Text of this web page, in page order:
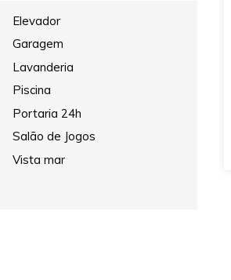
Elevador
Garagem
Lavanderia
Piscina
Portaria 24h
Salão de Jogos
Vista mar